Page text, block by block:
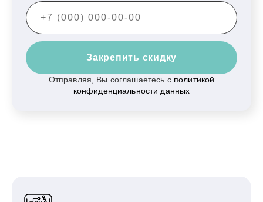
Закрепить скидку
Отправляя, Вы соглашаетесь с политикой
конфиденциальности данных